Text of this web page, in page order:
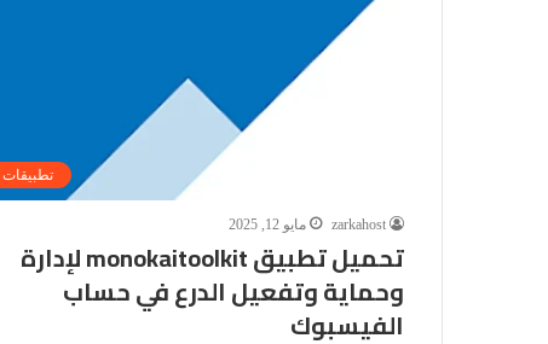
تطبيقات
zarkahost مايو 12, 2025
تحميل تطبيق monokaitoolkit لإدارة
وحماية وتفعيل الدرع في حساب
الفيسبوك